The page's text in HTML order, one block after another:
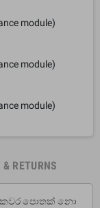
module)
module)
module)
RETURNS
කවර පොතක් නො